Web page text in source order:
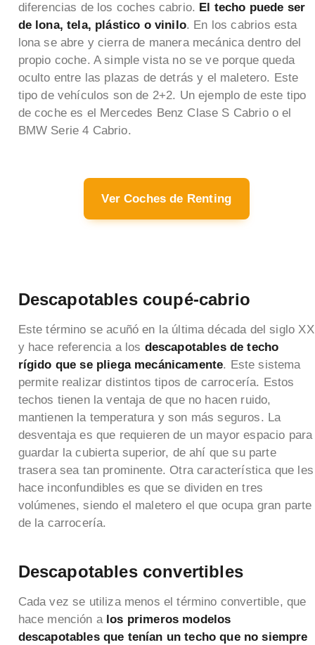
diferencias de los coches cabrio. El techo puede ser
de lona, tela, plástico o vinilo. En los cabrios esta
lona se abre y cierra de manera mecánica dentro del
propio coche. A simple vista no se ve porque queda
oculto entre las plazas de detrás y el maletero. Este
tipo de vehículos son de 2+2. Un ejemplo de este tipo
de coche es el Mercedes Benz Clase S Cabrio o el
BMW Serie 4 Cabrio.
Ver Coches de Renting
Descapotables coupé-cabrio
Este término se acuñó en la última década del siglo XX
y hace referencia a los descapotables de techo
rígido que se pliega mecánicamente. Este sistema
permite realizar distintos tipos de carrocería. Estos
techos tienen la ventaja de que no hacen ruido,
mantienen la temperatura y son más seguros. La
desventaja es que requieren de un mayor espacio para
guardar la cubierta superior, de ahí que su parte
trasera sea tan prominente. Otra característica que les
hace inconfundibles es que se dividen en tres
volúmenes, siendo el maletero el que ocupa gran parte
de la carrocería.
Descapotables convertibles
Cada vez se utiliza menos el término convertible, que
hace mención alos primeros modelos
descapotables que tenían un techo que no siempre